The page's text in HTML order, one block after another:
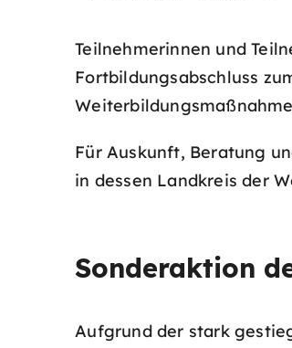
Teilnehmerinnen und
Fortbildungsabschluss
Für Auskunft, Beratung
in dessen Landkreis der
Sonderaktion
Aufgrund der stark